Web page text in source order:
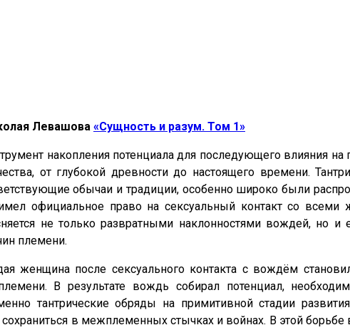
Левашова «Сущность и разум. Том 1»
накопления потенциала для последующего влияния
от глубокой древности до настоящего времени.
обычаи и традиции, особенно широко были
официальное право на сексуальный контакт со
не только развратными наклонностями вождей, но
племени.
женщина после сексуального контакта с вождём
В результате вождь собирал потенциал,
тантрические обряды на примитивной стадии
в межплеменных стычках и войнах. В этой